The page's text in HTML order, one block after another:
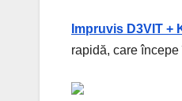
Impruvis D3VIT +
rapidă, care